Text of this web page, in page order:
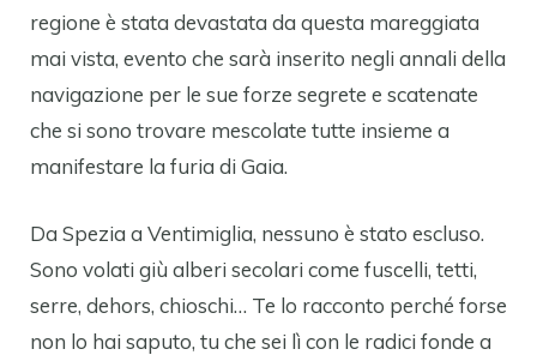
regione è stata devastata da questa mareggiata
mai vista, evento che sarà inserito negli annali della
navigazione per le sue forze segrete e scatenate
che si sono trovare mescolate tutte insieme a
manifestare la furia di Gaia.
Da Spezia a Ventimiglia, nessuno è stato escluso.
Sono volati giù alberi secolari come fuscelli, tetti,
serre, dehors, chioschi… Te lo racconto perché forse
non lo hai saputo, tu che sei lì con le radici fonde a